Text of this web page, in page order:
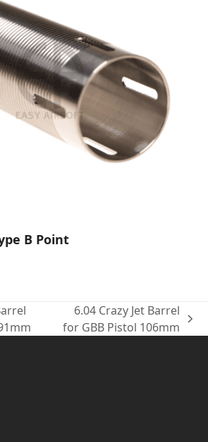
B Point
next
6.04 Crazy Jet Barrel
for GBB Pistol 106mm